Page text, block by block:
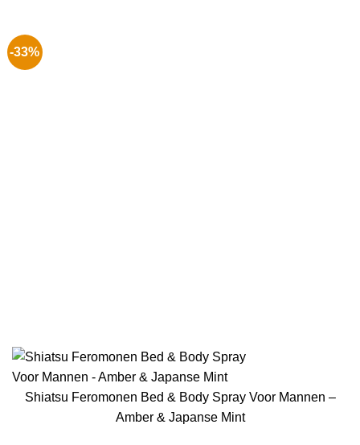
-33%
Shiatsu Feromonen Bed & Body Spray Voor Mannen –
Amber & Japanse Mint